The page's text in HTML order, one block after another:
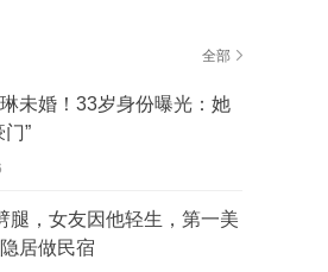
全部
未婚！33岁身份曝光：她
”
腿，女友因他轻生，第一美
居做民宿